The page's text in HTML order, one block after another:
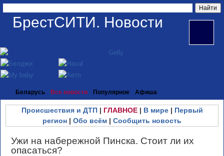
БрестСИТИ. Новости
Беларусь Все новости Популярное Афиша
Происшествия и ДТП| ГЛАВНОЕ| В мире| Первый
регион | Обо всём | Сообщить новость
Ужи на набережной Пинска. Стоит ли их
опасаться?